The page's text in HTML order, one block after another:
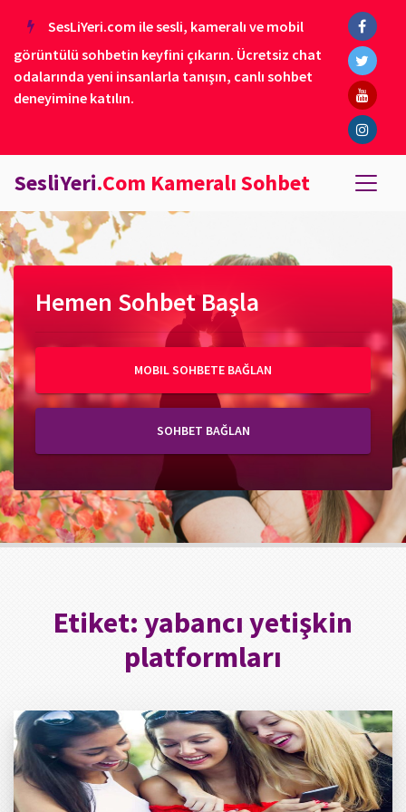
SesLiYeri.com ile sesli, kameralı ve mobil
görüntülü sohbetin keyfini çıkarın. Ücretsiz chat
odalarında yeni insanlarla tanışın, canlı sohbet
deneyimine katılın.
SesliYeri.Com Kameralı Sohbet
Hemen Sohbet Başla
MOBIL SOHBETE BAĞLAN
SOHBET BAĞLAN
Etiket: yabancı yetişkin
platformları